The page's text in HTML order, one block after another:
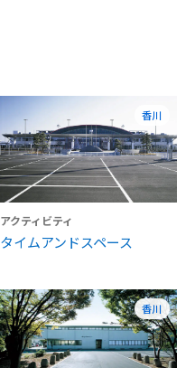
香川
アクティビティ
タイムアンドスペース
香川